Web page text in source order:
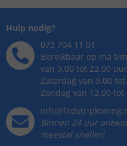
Hulp nodig?
073 704 11 01
Bereikbaar op ma t/
van 9.00 tot 22.00 uur
Zaterdag van 9.00
Zondag van 12.00
Binnen 24 uur
meestal sneller!